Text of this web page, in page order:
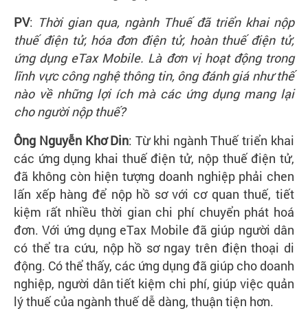
PV: Thời gian qua, ngành Thuế đã triển khai nộp
thuế điện tử, hóa đơn điện tử, hoàn thuế điện tử,
ứng dụng eTax Mobile. Là đơn vị hoạt động trong
lĩnh vực công nghệ thông tin, ông đánh giá như thế
nào về những lợi ích mà các ứng dụng mang lại
cho người nộp thuế?
Ông Nguyễn Khơ Din: Từ khi ngành Thuế triển khai
các ứng dụng khai thuế điện tử, nộp thuế điện tử,
đã không còn hiện tượng doanh nghiệp phải chen
lấn xếp hàng để nộp hồ sơ với cơ quan thuế, tiết
kiệm rất nhiều thời gian chi phí chuyển phát hoá
đơn. Với ứng dụng eTax Mobile đã giúp người dân
có thể tra cứu, nộp hồ sơ ngay trên điện thoại di
động. Có thể thấy, các ứng dụng đã giúp cho doanh
nghiệp, người dân tiết kiệm chi phí, giúp việc quản
lý thuế của ngành thuế dễ dàng, thuận tiện hơn.